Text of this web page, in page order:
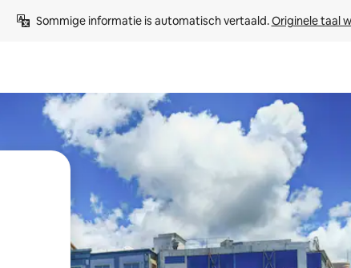
Sommige informatie is automatisch vertaald. Originele taal